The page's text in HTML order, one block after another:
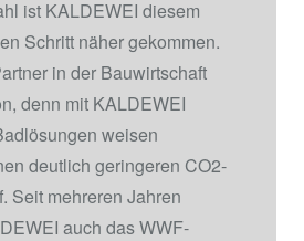
ist KALDEWEI diesem
Schritt näher gekommen.
in der Bauwirtschaft
denn mit KALDEWEI
weisen
deutlich geringeren CO2-
Seit mehreren Jahren
auch das WWF-